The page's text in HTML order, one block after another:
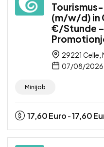
(m/w/d) in
€/Stunde
29221 Celle,
07/08/2026
Minijob
17,60Euro -17,60